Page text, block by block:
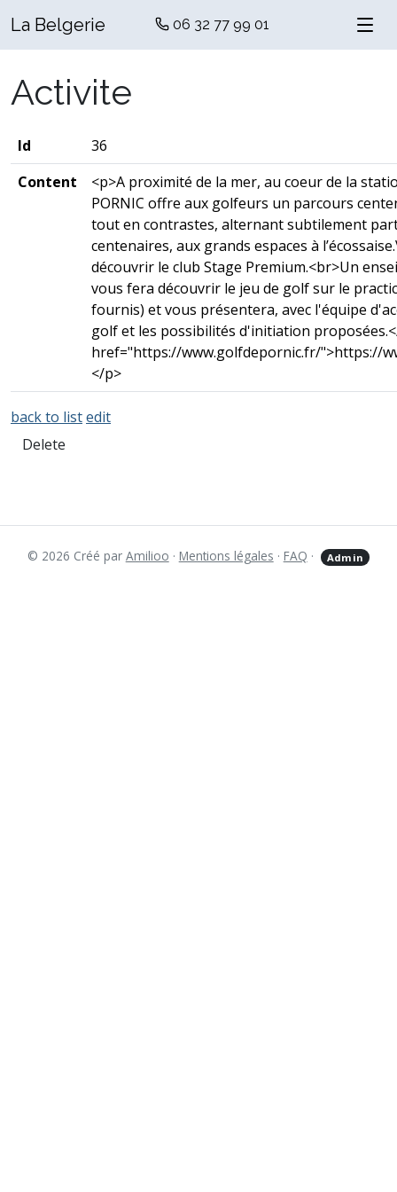
La Belgerie 06 32 77 99 01
Activite
Id
36
Content
<p>A proximité de la mer, au coeur de la
PORNIC offre aux golfeurs un parcours
tout en contrastes, alternant subtilement
centenaires, aux grands espaces à
découvrir le club Stage Premium.<br>Un
vous fera découvrir le jeu de golf sur le
fournis) et vous présentera, avec l'équipe
golf et les possibilités d'initiation
href="https://www.golfdepornic.fr/">https://
</p>
back to listedit
Delete
© 2026 Créé par Amilioo · Mentions légales · FAQ · Admin